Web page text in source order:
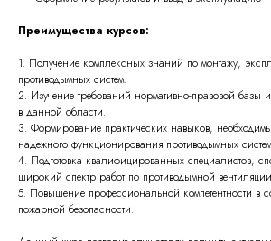
Преимущества курсов:
1. Получение комплексных знаний по монтажу,
противодымных систем.
2. Изучение требований нормативно-правовой базы
в данной области.
3. Формирование практических навыков,
надежного функционирования противодымных
4. Подготовка квалифицированных специалистов,
широкий спектр работ по противодымной
5. Повышение профессиональной компетентности в
пожарной безопасности.